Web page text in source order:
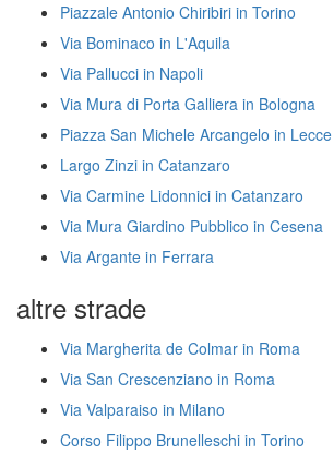
Piazzale Antonio Chiribiri in Torino
Via Bominaco in L'Aquila
Via Pallucci in Napoli
Via Mura di Porta Galliera in Bologna
Piazza San Michele Arcangelo in Lecce
Largo Zinzi in Catanzaro
Via Carmine Lidonnici in Catanzaro
Via Mura Giardino Pubblico in Cesena
Via Argante in Ferrara
altre strade
Via Margherita de Colmar in Roma
Via San Crescenziano in Roma
Via Valparaiso in Milano
Corso Filippo Brunelleschi in Torino